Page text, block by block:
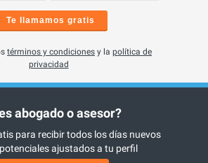
Te llamamos gratis
términos y condiciones y la política de
privacidad
abogado o asesor?
para recibir todos los días nuevos
ajustados a tu perfil